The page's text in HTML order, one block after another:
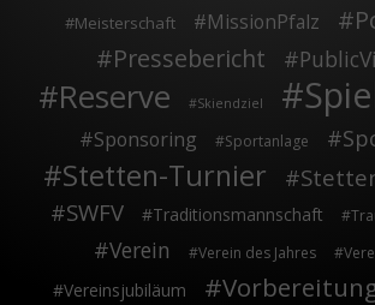
Meisterschaft MissionPfalz
Pressebericht
Reserve Skiendziel
Sponsoring Sportanlage
Stetten-Turnier
SWFV
Traditionsmannschaft
Verein Verein des Jahres
Vereinsjubiläum